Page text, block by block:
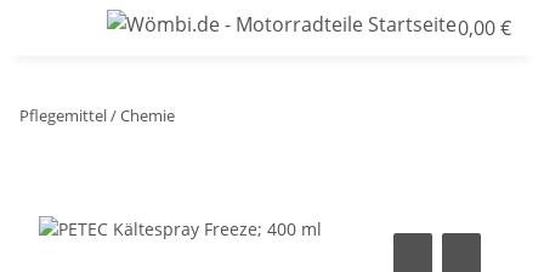
0,00 €
Pflegemittel / Chemie